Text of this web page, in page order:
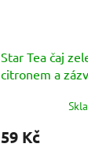
Star Tea čaj
citronem a
Zenzero) 25
59 Kč